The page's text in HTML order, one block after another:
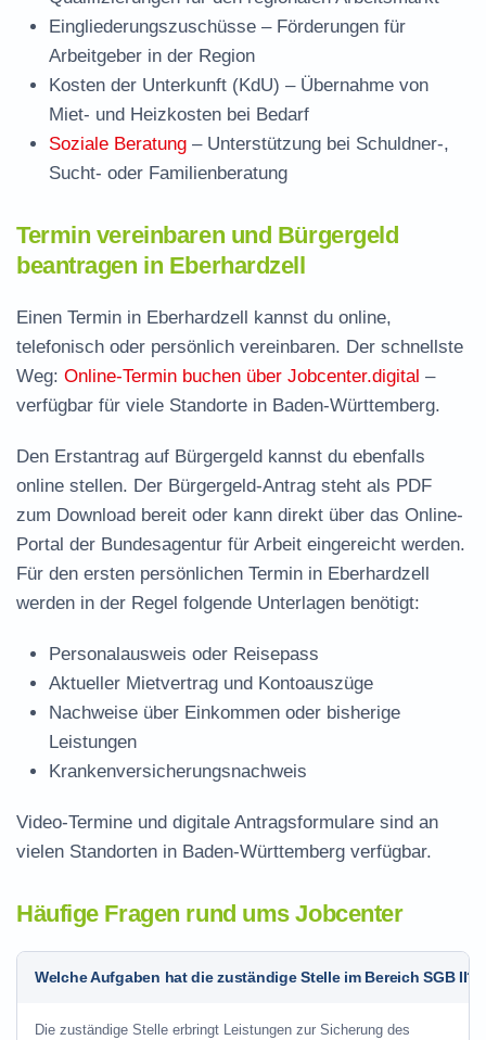
Eingliederungszuschüsse – Förderungen für
Arbeitgeber in der Region
Kosten der Unterkunft (KdU) – Übernahme von
Miet- und Heizkosten bei Bedarf
Soziale Beratung – Unterstützung bei Schuldner-,
Sucht- oder Familienberatung
Termin vereinbaren und Bürgergeld
beantragen in Eberhardzell
Einen Termin in Eberhardzell kannst du online,
telefonisch oder persönlich vereinbaren. Der schnellste
Weg: Online-Termin buchen über Jobcenter.digital –
verfügbar für viele Standorte in Baden-Württemberg.
Den Erstantrag auf Bürgergeld kannst du ebenfalls
online stellen. Der Bürgergeld-Antrag steht als PDF
zum Download bereit oder kann direkt über das Online-
Portal der Bundesagentur für Arbeit eingereicht werden.
Für den ersten persönlichen Termin in Eberhardzell
werden in der Regel folgende Unterlagen benötigt:
Personalausweis oder Reisepass
Aktueller Mietvertrag und Kontoauszüge
Nachweise über Einkommen oder bisherige
Leistungen
Krankenversicherungsnachweis
Video-Termine und digitale Antragsformulare sind an
vielen Standorten in Baden-Württemberg verfügbar.
Häufige Fragen rund ums Jobcenter
Welche Aufgaben hat die zuständige Stelle im Bereich SGB II?
Die zuständige Stelle erbringt Leistungen zur Sicherung des